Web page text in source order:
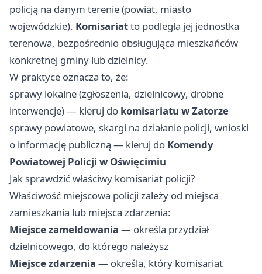
policją na danym terenie (powiat, miasto
wojewódzkie). Komisariatto podległa jej jednostka
terenowa, bezpośrednio obsługująca mieszkańców
konkretnej gminy lub dzielnicy.
W praktyce oznacza to, że:
sprawy lokalne (zgłoszenia, dzielnicowy, drobne
interwencje) — kieruj do komisariatu w Zatorze
sprawy powiatowe, skargi na działanie policji, wnioski
o informację publiczną — kieruj do Komendy
Powiatowej Policji w Oświęcimiu
Jak sprawdzić właściwy komisariat policji?
Właściwość miejscowa policji zależy od miejsca
zamieszkania lub miejsca zdarzenia:
Miejsce zameldowania — określa przydział
dzielnicowego, do którego należysz
Miejsce zdarzenia — określa, który komisariat